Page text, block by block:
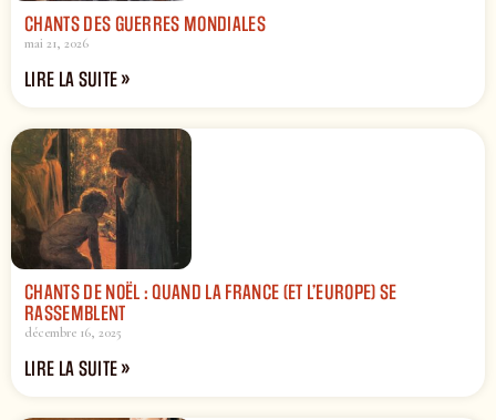
CHANTS DES GUERRES MONDIALES
mai 21, 2026
LIRE LA SUITE »
CHANTS DE NOËL : QUAND LA FRANCE (ET L’EUROPE) SE
RASSEMBLENT
décembre 16, 2025
LIRE LA SUITE »